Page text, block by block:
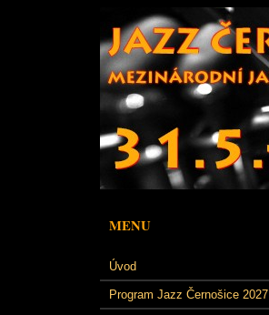
MENU
Úvod
Program Jazz Černošice 2027